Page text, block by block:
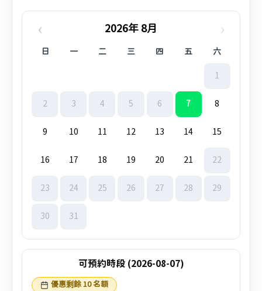
‹ 2026年 8月 ›
日 一 二 三 四 五 六
1
2 3 4 5 6 7 8
9 10 11 12 13 14 15
16 17 18 19 20 21 22
23 24 25 26 27 28 29
30 31
可預約時段 (2026-08-07)
優惠剩餘 10 名額